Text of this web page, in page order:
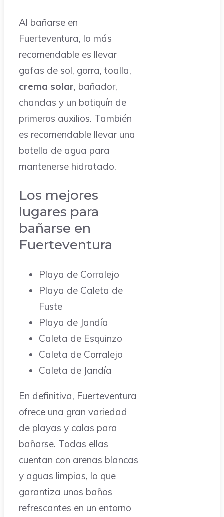
Al bañarse en
Fuerteventura, lo más
recomendable es llevar
gafas de sol, gorra, toalla,
crema solar, bañador,
chanclas y un botiquín de
primeros auxilios. También
es recomendable llevar una
botella de agua para
mantenerse hidratado.
Los mejores
lugares para
bañarse en
Fuerteventura
Playa de Corralejo
Playa de Caleta de
Fuste
Playa de Jandía
Caleta de Esquinzo
Caleta de Corralejo
Caleta de Jandía
En definitiva, Fuerteventura
ofrece una gran variedad
de playas y calas para
bañarse. Todas ellas
cuentan con arenas blancas
y aguas limpias, lo que
garantiza unos baños
refrescantes en un entorno